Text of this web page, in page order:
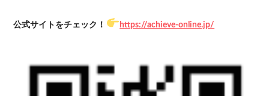
公式サイトをチェック！ https://achieve-online.jp/